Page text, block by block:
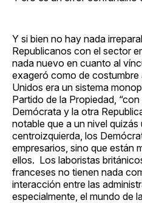
Y si bien no hay nada
Republicanos con el sector
nada nuevo en cuanto al
exageró como de costumbre
Unidos era un sistema
Partido de la Propiedad,
Demócrata y la otra
notable que a un nivel
centroizquierda, los
empresarios, sino que están
ellos. Los laboristas
franceses no tienen nada
interacción entre las
especialmente, el mundo de